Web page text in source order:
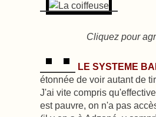
Cliquez pour
LE SYSTEME
étonnée de voir autant de
J'ai vite compris
est pauvre, on n'a pas